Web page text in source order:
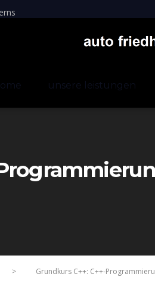
unsere leistungen
> Grundkurs C++: C++-